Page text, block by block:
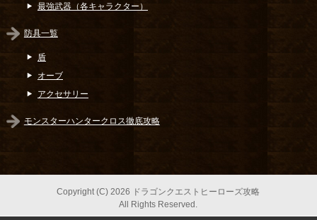
最強武器（各キャラクター）
防具一覧
盾
オーブ
アクセサリー
モンスターハンタークロス徹底攻略
Copyright (C) 2026 ドラゴンクエストヒーローズ攻略
All Rights Reserved.